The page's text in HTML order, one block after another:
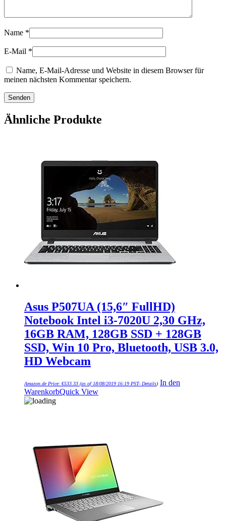
Name *
E-Mail *
Name, E-Mail-Adresse und Website in diesem Browser für
meinen nächsten Kommentar speichern.
Ähnliche Produkte
Asus P507UA (15,6″ FullHD)
Notebook Intel i3-7020U 2,30 GHz,
16GB RAM, 128GB SSD + 128GB
SSD, Win 10 Pro, Bluetooth, USB 3.0,
HD Webcam
Amazon.de Price: €533.33 (as of 18/08/2019 16:19 PST- Details) In den
WarenkorbQuick View